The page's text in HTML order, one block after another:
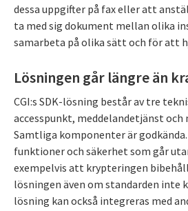
dessa uppgifter på fax eller att
ta med sig dokument mellan olika
samarbeta på olika sätt och för att
Lösningen går längre än
CGI:s SDK-lösning består av tre
accesspunkt, meddelandetjänst och
Samtliga komponenter är
funktioner och säkerhet som går
exempelvis att krypteringen
lösningen även om standarden inte
lösning kan också integreras med